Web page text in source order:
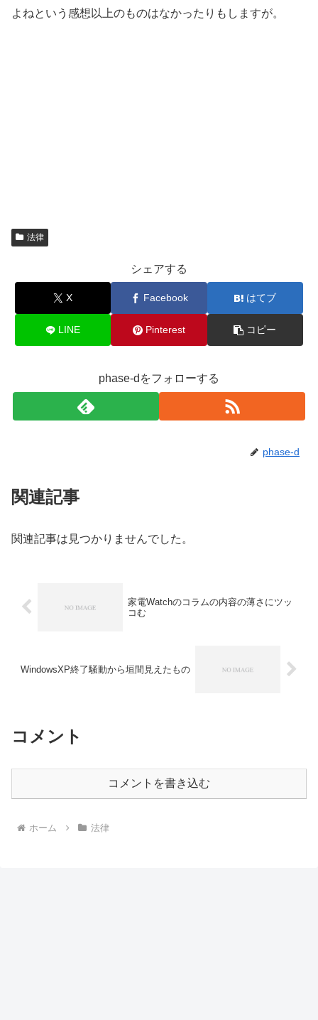
よねという感想以上のものはなかったりもしますが。
法律
シェアする
X Facebook はてブ
LINE Pinterest コピー
phase-dをフォローする
phase-d
関連記事
関連記事は見つかりませんでした。
家電Watchのコラムの内容の薄さにツッ
コむ
WindowsXP終了騒動から垣間見えたもの
コメント
コメントを書き込む
ホーム 法律